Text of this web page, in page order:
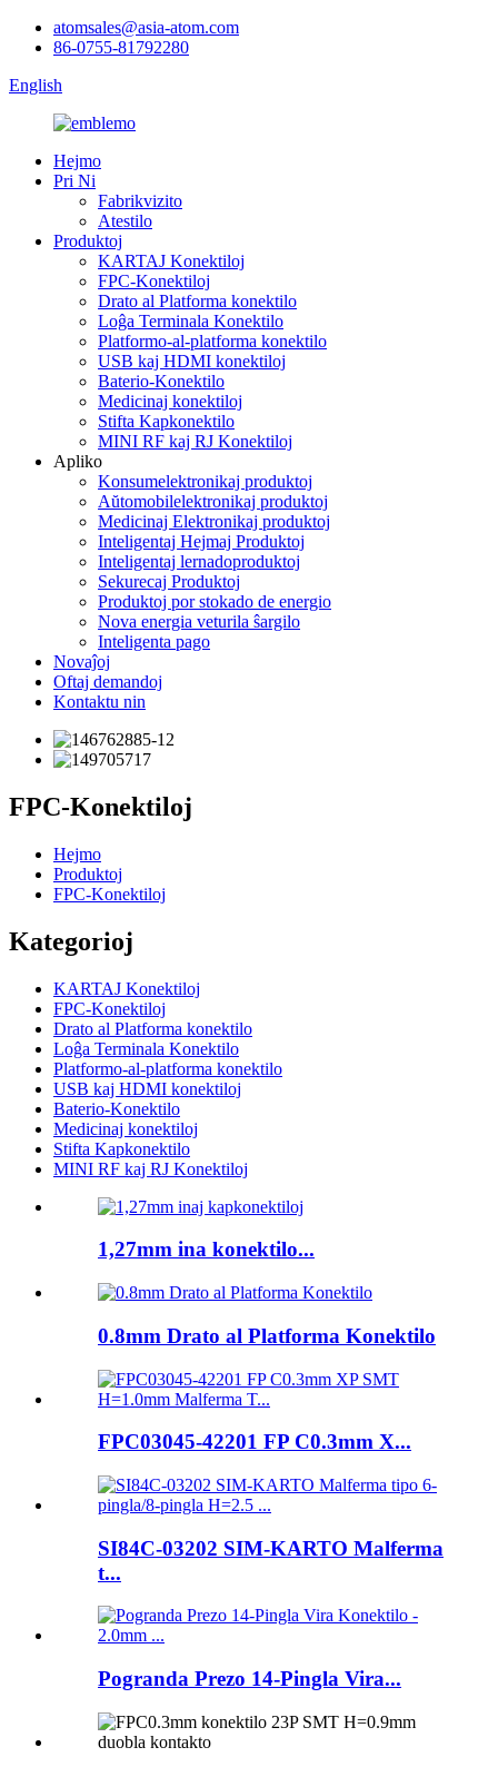
atomsales@asia-atom.com
86-0755-81792280
English
Hejmo
Pri Ni
Fabrikvizito
Atestilo
Produktoj
KARTAJ Konektiloj
FPC-Konektiloj
Drato al Platforma konektilo
Loĝa Terminala Konektilo
Platformo-al-platforma konektilo
USB kaj HDMI konektiloj
Baterio-Konektilo
Medicinaj konektiloj
Stifta Kapkonektilo
MINI RF kaj RJ Konektiloj
Apliko
Konsumelektronikaj produktoj
Aŭtomobilelektronikaj produktoj
Medicinaj Elektronikaj produktoj
Inteligentaj Hejmaj Produktoj
Inteligentaj lernadoproduktoj
Sekurecaj Produktoj
Produktoj por stokado de energio
Nova energia veturila ŝargilo
Inteligenta pago
Novaĵoj
Oftaj demandoj
Kontaktu nin
FPC-Konektiloj
Hejmo
Produktoj
FPC-Konektiloj
Kategorioj
KARTAJ Konektiloj
FPC-Konektiloj
Drato al Platforma konektilo
Loĝa Terminala Konektilo
Platformo-al-platforma konektilo
USB kaj HDMI konektiloj
Baterio-Konektilo
Medicinaj konektiloj
Stifta Kapkonektilo
MINI RF kaj RJ Konektiloj
1,27mm ina konektilo...
0.8mm Drato al Platforma Konektilo
FPC03045-42201 FP C0.3mm X...
SI84C-03202 SIM-KARTO Malferma
t...
Pogranda Prezo 14-Pingla Vira...